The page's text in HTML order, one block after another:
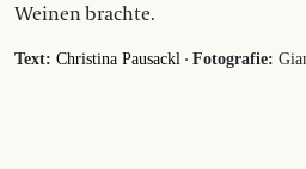
Weinen brachte.
Text: Christina Pausackl · Fotografie: